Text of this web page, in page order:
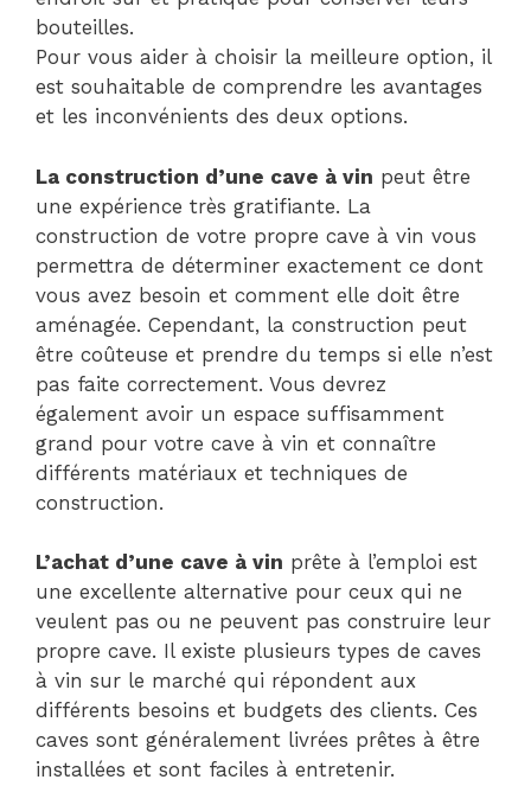
bouteilles.
Pour vous aider à choisir la meilleure option, il
est souhaitable de comprendre les avantages
et les inconvénients des deux options.
La construction d’une cave à vin peut être
une expérience très gratifiante. La
construction de votre propre cave à vin vous
permettra de déterminer exactement ce dont
vous avez besoin et comment elle doit être
aménagée. Cependant, la construction peut
être coûteuse et prendre du temps si elle n’est
pas faite correctement. Vous devrez
également avoir un espace suffisamment
grand pour votre cave à vin et connaître
différents matériaux et techniques de
construction.
L’achat d’une cave à vin prête à l’emploi est
une excellente alternative pour ceux qui ne
veulent pas ou ne peuvent pas construire leur
propre cave. Il existe plusieurs types de caves
à vin sur le marché qui répondent aux
différents besoins et budgets des clients. Ces
caves sont généralement livrées prêtes à être
installées et sont faciles à entretenir.